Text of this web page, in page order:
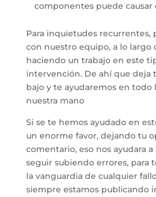
componentes puede causar
Para inquietudes recurrentes,
con nuestro equipo, a lo largo
haciendo un trabajo en este
intervención. De ahí que deja
bajo y te ayudaremos en todo
nuestra mano
Si se te hemos ayudado en
un enorme favor, dejando tu
comentario, eso nos ayudara
seguir subiendo errores, para
la vanguardia de cualquier
siempre estamos publicando